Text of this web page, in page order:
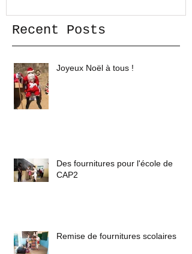
Recent Posts
Joyeux Noël à tous !
Des fournitures pour l'école de
CAP2
Remise de fournitures scolaires